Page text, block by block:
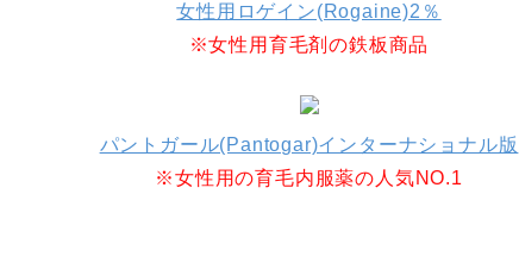
女性用ロゲイン(Rogaine)2％
※女性用育毛剤の鉄板商品
パントガール(Pantogar)インターナショナル版
※女性用の育毛内服薬の人気NO.1